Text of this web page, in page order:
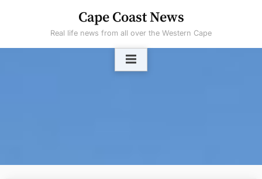
Cape Coast News
Real life news from all over the Western Cape